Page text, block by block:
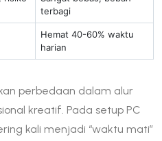
terbagi
Hemat 40-60% waktu
harian
perbedaan dalam alur
kreatif. Pada setup PC
kali menjadi “waktu mati”